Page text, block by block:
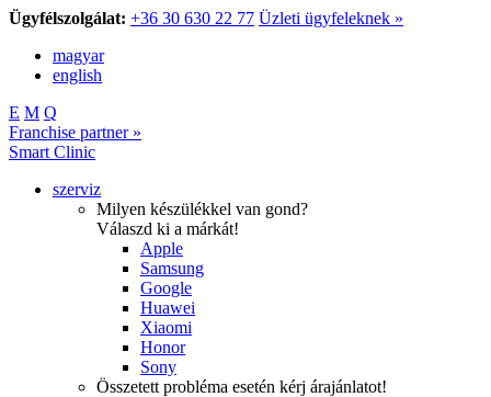
Ügyfélszolgálat: +36 30 630 22 77 Üzleti ügyfeleknek »
magyar
english
E M Q
Franchise partner »
Smart Clinic
szerviz
Milyen készülékkel van gond?
Válaszd ki a márkát!
Apple
Samsung
Google
Huawei
Xiaomi
Honor
Sony
Összetett probléma esetén kérj árajánlatot!